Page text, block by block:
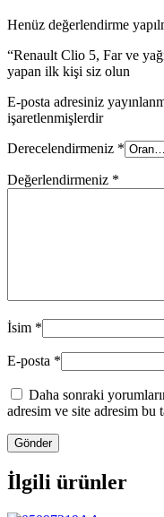
Henüz değerlendirme
“Renault Clio 5, Far ve
yapan ilk kişi siz olun
E-posta adresiniz
işaretlenmişlerdir
Derecelendirmeniz *
Değerlendirmeniz *
İsim *
E-posta *
Daha sonraki
adresim ve site adresim bu
İlgili ürünler